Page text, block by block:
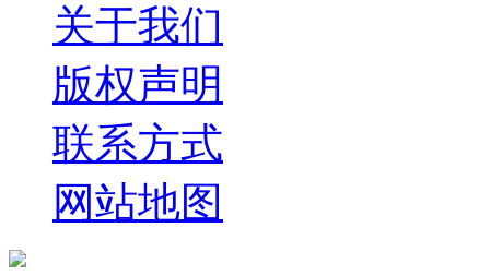
关于我们
版权声明
联系方式
网站地图